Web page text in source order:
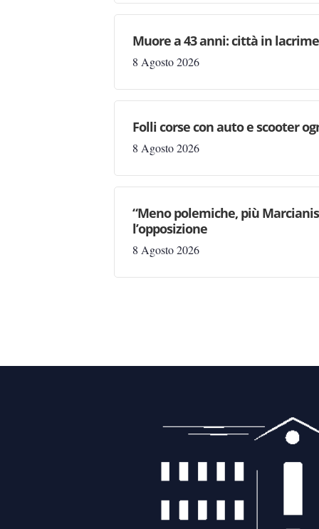
Muore a 43 anni: città in
8 Agosto 2026
Folli corse con auto e scooter
8 Agosto 2026
“Meno polemiche, più
l’opposizione
8 Agosto 2026